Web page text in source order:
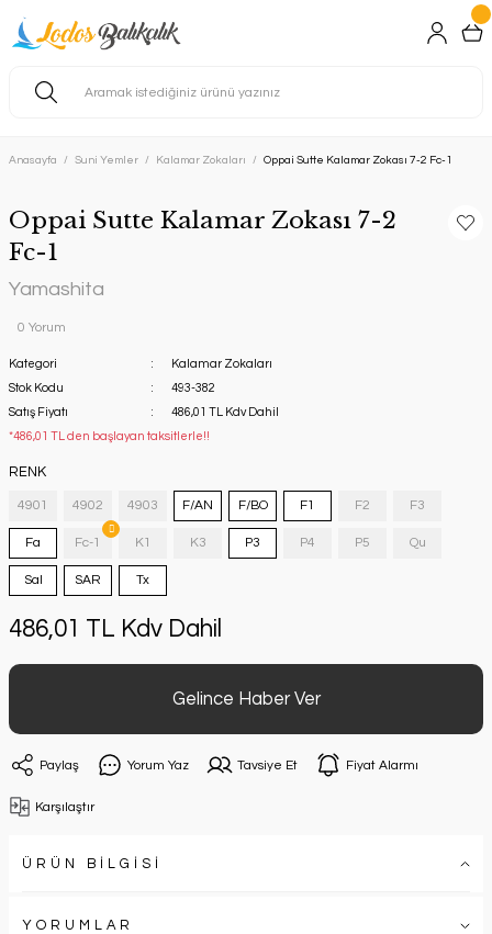
Anasayfa Suni Yemler Kalamar Zokaları Oppai Sutte Kalamar Zokası 7-2 Fc-1
Oppai Sutte Kalamar Zokası 7-2
Fc-1
Yamashita
0 Yorum
Kategori
Kalamar Zokaları
Stok Kodu
493-382
Satış Fiyatı
486,01 TL Kdv Dahil
*486,01 TL den başlayan taksitlerle!!
RENK
4901 4902 4903 F/AN F/BO F1 F2 F3
Fa Fc-1 K1 K3 P3 P4 P5 Qu
Sal SAR Tx
486,01 TL Kdv Dahil
Gelince Haber Ver
Paylaş Yorum Yaz Tavsiye Et Fiyat Alarmı
Karşılaştır
ÜRÜN BİLGİSİ
YORUMLAR